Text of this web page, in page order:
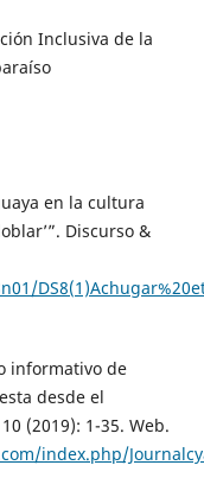
Inclusiva de la
en la cultura
Discurso &
informativo de
desde el
(2019): 1-35. Web.
index.php/